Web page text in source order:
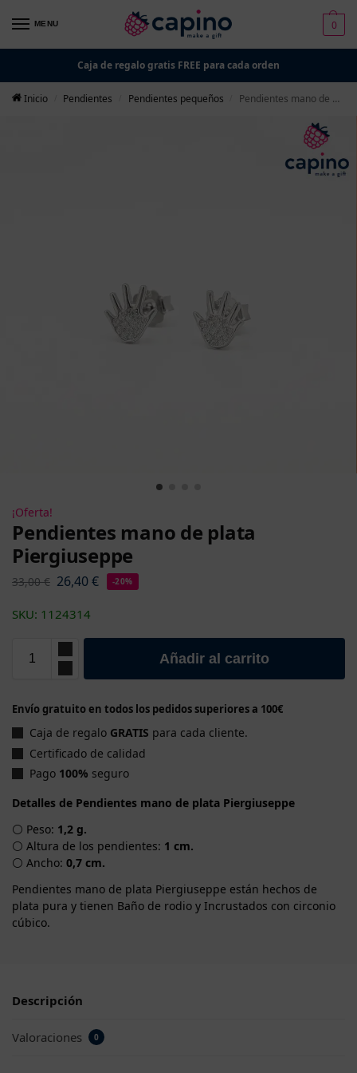
MENU 0
Caja de regalo gratis FREE para cada orden
Inicio Pendientes Pendientes pequeños Pendientes mano de plata Piergiuseppe
¡Oferta!
Pendientes mano de plata
Piergiuseppe
33,00€ 26,40€ -20%
SKU: 1124314
Añadir al carrito
Envío gratuito en todos los pedidos superiores a 100€
Caja de regalo GRATIS para cada cliente.
Certificado de calidad
Pago 100% seguro
Detalles de Pendientes mano de plata Piergiuseppe
⚪ Peso: 1,2 g.
⚪ Altura de los pendientes: 1 cm.
⚪ Ancho: 0,7 cm.
Pendientes mano de plata Piergiuseppe están hechos de
plata pura y tienen Baño de rodio y Incrustados con circonio
cúbico.
Descripción
Valoraciones 0